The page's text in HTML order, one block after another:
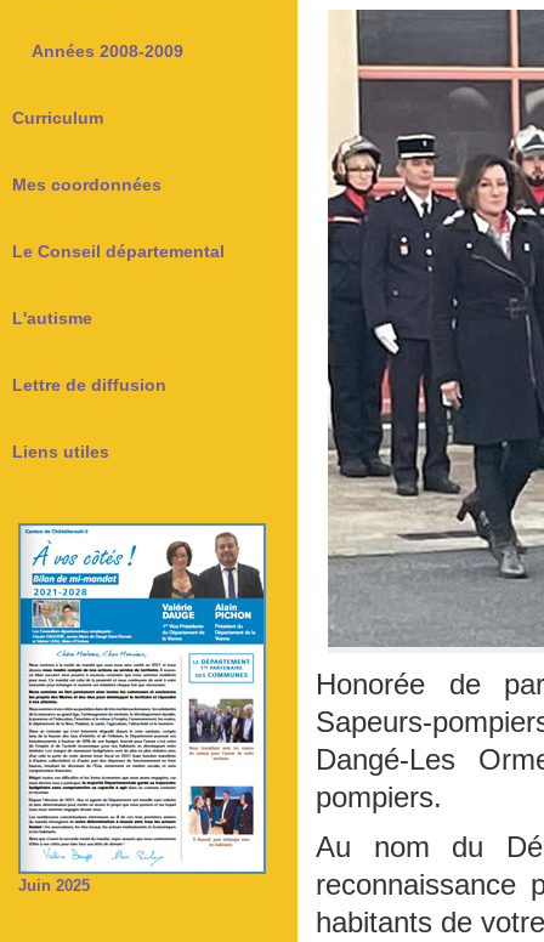
Années 2008-2009
Curriculum
Mes coordonnées
Le Conseil départemental
L'autisme
Lettre de diffusion
Liens utiles
Juin 2025
Honorée de
Sapeurs-
Dangé-Les
pompiers.
Au nom du
reconnaissance
habitants de